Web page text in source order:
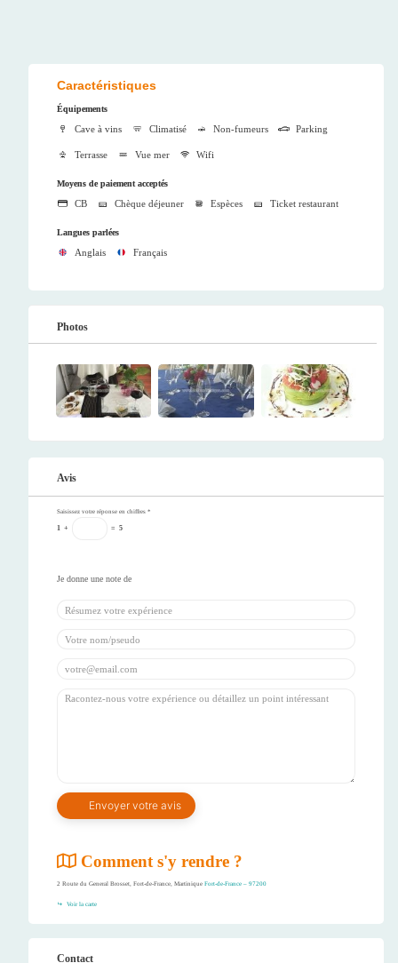
Caractéristiques
Équipements
Cave à vins Climatisé Non-fumeurs Parking
Terrasse Vue mer Wifi
Moyens de paiement acceptés
CB Chèque déjeuner Espèces Ticket restaurant
Langues parlées
Anglais Français
Photos
Avis
Saisissez votre réponse en chiffres *
1 + = 5
Comment s'y rendre ?
2 Route du General Brosset, Fort-de-France, Martinique Fort-de-France – 97200
Voir la carte
Contact